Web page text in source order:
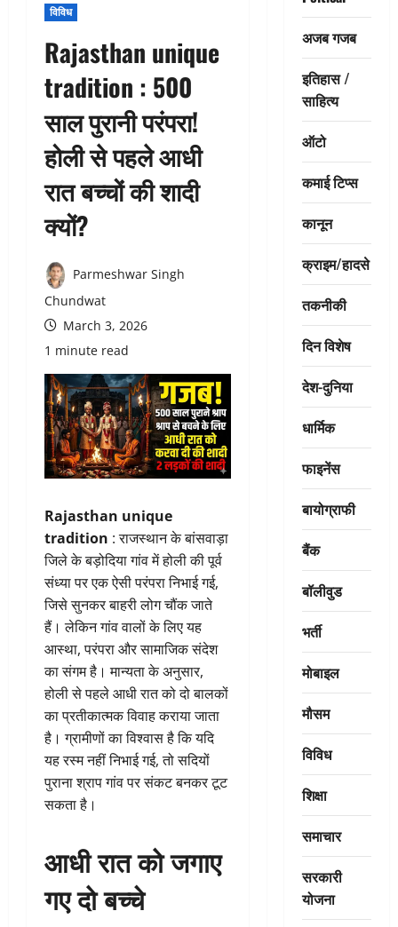
विविध
Rajasthan unique
tradition : 500
साल पुरानी परंपरा!
होली से पहले आधी
रात बच्चों की शादी
क्यों?
Parmeshwar Singh
Chundwat
March 3, 2026
1 minute read
Rajasthan unique
tradition : राजस्थान के बांसवाड़ा
जिले के बड़ोदिया गांव में होली की पूर्व
संध्या पर एक ऐसी परंपरा निभाई गई,
जिसे सुनकर बाहरी लोग चौंक जाते
हैं। लेकिन गांव वालों के लिए यह
आस्था, परंपरा और सामाजिक संदेश
का संगम है। मान्यता के अनुसार,
होली से पहले आधी रात को दो बालकों
का प्रतीकात्मक विवाह कराया जाता
है। ग्रामीणों का विश्वास है कि यदि
यह रस्म नहीं निभाई गई, तो सदियों
पुराना श्राप गांव पर संकट बनकर टूट
सकता है।
आधी रात को जगाए
गए दो बच्चे
अजब गजब
इतिहास /
साहित्य
ऑटो
कमाई टिप्स
कानून
क्राइम/हादसे
तकनीकी
दिन विशेष
देश-दुनिया
धार्मिक
फाइनेंस
बायोग्राफी
बैंक
बॉलीवुड
भर्ती
मोबाइल
मौसम
विविध
शिक्षा
समाचार
सरकारी
योजना